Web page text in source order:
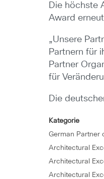
Die höchste
Award
„Unsere
Partnern für
Partner
für
Die
Kategorie
German Partner
Architectural
Architectural
Architectural